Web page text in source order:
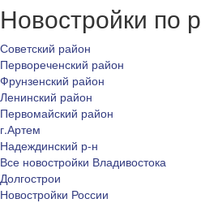
Новостройки по
Советский район
Первореченский район
Фрунзенский район
Ленинский район
Первомайский район
г.Артем
Надеждинский р-н
Все новостройки Владивостока
Долгострои
Новостройки России